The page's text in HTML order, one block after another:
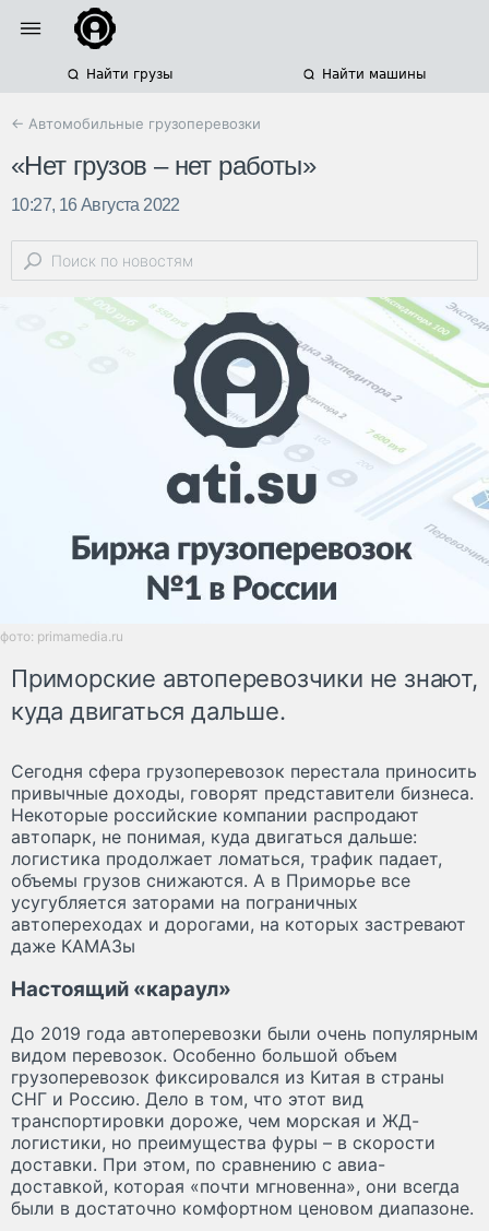
Найти грузы Найти машины
← Автомобильные грузоперевозки
«Нет грузов – нет работы»
10:27, 16 Августа 2022
фото: primamedia.ru
Приморские автоперевозчики не знают,
куда двигаться дальше.
Сегодня сфера грузоперевозок перестала приносить
привычные доходы, говорят представители бизнеса.
Некоторые российские компании распродают
автопарк, не понимая, куда двигаться дальше:
логистика продолжает ломаться, трафик падает,
объемы грузов снижаются. А в Приморье все
усугубляется заторами на пограничных
автопереходах и дорогами, на которых застревают
даже КАМАЗы
Настоящий «караул»
До 2019 года автоперевозки были очень популярным
видом перевозок. Особенно большой объем
грузоперевозок фиксировался из Китая в страны
СНГ и Россию. Дело в том, что этот вид
транспортировки дороже, чем морская и ЖД-
логистики, но преимущества фуры – в скорости
доставки. При этом, по сравнению с авиа-
доставкой, которая «почти мгновенна», они всегда
были в достаточно комфортном ценовом диапазоне.